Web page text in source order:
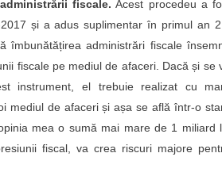
fiscale. Acest procedeu a
și a adus suplimentar în primul an
îmbunătățirea administrări fiscale
fiscale pe mediul de afaceri. Dacă și se
instrument, el trebuie realizat cu
mediul de afaceri și așa se află într-o
mea o sumă mai mare de 1 miliard
fiscal, va crea riscuri majore